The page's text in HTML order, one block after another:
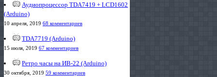
Аудиопроцессор TDA7419 + LCD1602
(Arduino)
10 апреля, 2019 68 комментариев
TDA7719 (Arduino)
15 июля, 2019 67 комментариев
Ретро часы на ИВ-22 (Arduino)
30 октября, 2019 59 комментариев